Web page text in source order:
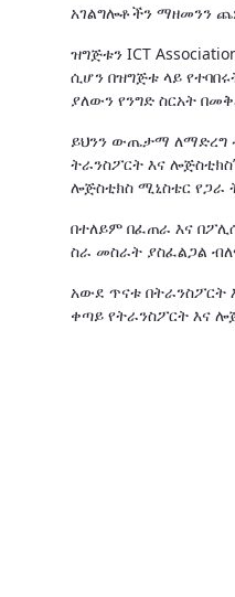
አገልግሎቶችን ማዘመንን
ዝግጅቱን ICT
ሲሆን በዝግጅቱ ላይ
ያለውን የንግድ ስርአት
ይህንን ውጤታማ ለማድረግ
ትራንስፖርት እና
ሎጅስቲክስ ሚኒስቴር የጋራ
በተለይም በፈጠራ እና
ስራ መስራት ያስፈልጋል
አውደ ጥናቱ
ቀጣይ የትራንስፖርት እና